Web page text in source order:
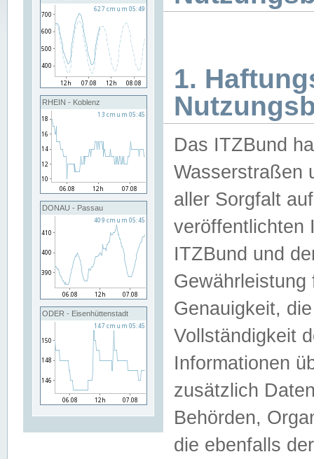
RHEIN - Koblenz
DONAU - Passau
ODER - Eisenhüttenstadt
1.
Das ITZBund
Wasserstraßen
aller Sorgfalt
veröffentlichten
ITZBund und
Genauigkeit,
Vollständigkeit
Informationen
zusätzlich
Behörden,
die ebenfalls